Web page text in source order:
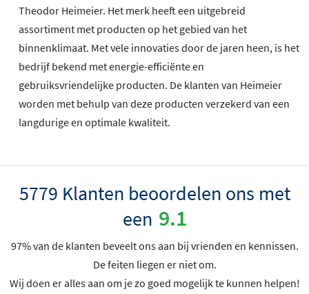
Theodor Heimeier. Het merk heeft een uitgebreid
assortiment met producten op het gebied van het
binnenklimaat. Met vele innovaties door de jaren heen, is het
bedrijf bekend met energie-efficiënte en
gebruiksvriendelijke producten. De klanten van Heimeier
worden met behulp van deze producten verzekerd van een
langdurige en optimale kwaliteit.
5779 Klanten beoordelen ons met
een 9.1
97% van de klanten beveelt ons aan bij vrienden en kennissen.
De feiten liegen er niet om.
Wij doen er alles aan om je zo goed mogelijk te kunnen helpen!